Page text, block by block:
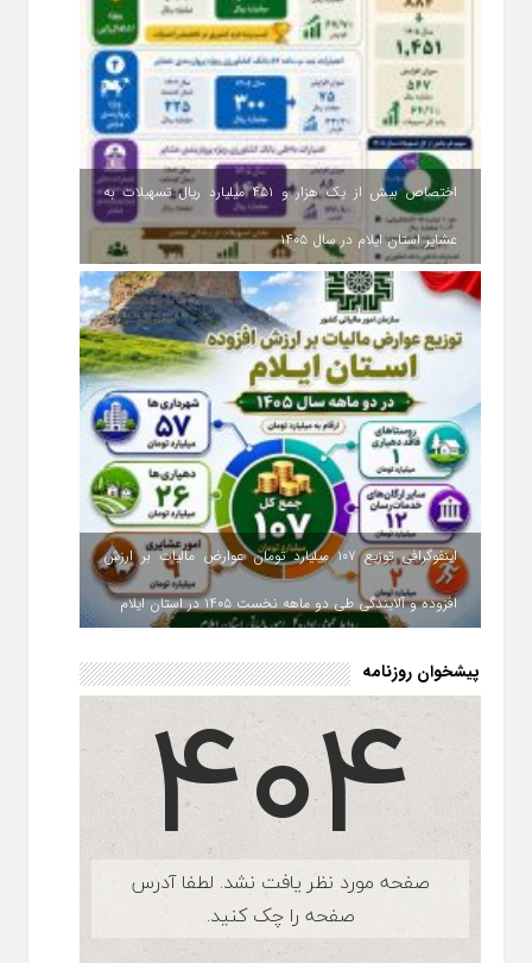
اختصاص بیش از یک هزار و ۴۵۱ میلیارد ریال تسهیلات به
عشایر استان ایلام در سال ۱۴۰۵
اینفوگرافی توزیع ۱۰۷ میلیارد تومان عوارض مالیات بر ارزش
افزوده و آلایندگی طی دو ماهه نخست ۱۴۰۵ در استان ایلام
پیشخوان روزنامه